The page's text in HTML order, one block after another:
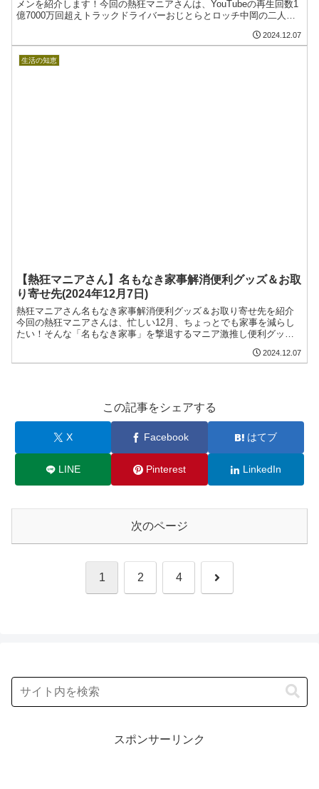
メンを紹介します！今回の熱狂マニアさんは、YouTubeの再生回数1
億7000万回超えトラックドライバーおじとらとロッチ中岡の二人
2024.12.07
生活の知恵
【熱狂マニアさん】名もなき家事解消便利グッズ＆お取
り寄せ先(2024年12月7日)
熱狂マニアさん名もなき家事解消便利グッズ＆お取り寄せ先を紹介
今回の熱狂マニアさんは、忙しい12月、ちょっとでも家事を減らし
たい！そんな「名もなき家事」を撃退するマニア激推し便利グッズ
2024.12.07
この記事をシェアする
X Facebook はてブ
LINE Pinterest LinkedIn
次のページ
1 2 4 次
スポンサーリンク